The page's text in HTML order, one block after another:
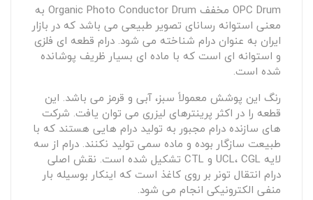
OPC Drum مخفف Organic Photo Conductor Drum به
معنی استوانه رسانای تصویر طبیعی می باشد که در بازار
ایران به عنوان درام شناخته می شود. درام قطعه ای فلزی
و استوانه ای است که با ماده ای بسیار ظریف پوشانده
شده است.
رنگ این پوشش معمولاً سبز، آبی و قرمز می باشد. این
قطعه را در اکثر پرینترهای لیزری می توان یافت. شرکت
های سازنده درام مجبور به تولید درام هایی هستند که با
طبیعت سازگار بوده و ماده سمی تولید نکنند. درام از سه
لایه UCL، CGL و CTL تشکیل شده است. نقش اصلی
درام انتقال تونر بر روی کاغذ است که اینکار بوسیله بار
منفی الکترونیکی انجام می شود.